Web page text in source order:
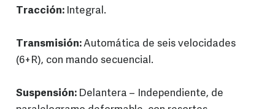
Tracción: Integral.
Transmisión:Automática de seis velocidades
(6+R), con mando secuencial.
Suspensión: Delantera – Independiente, de